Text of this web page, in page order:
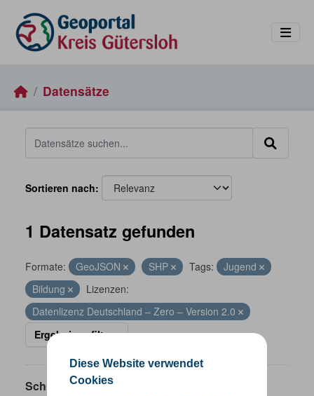
Diese Website verwendet
Cookies
Datensätze
Sortieren nach
1 Datensatz gefunden
Formate: GeoJSON SHP Tags:
Jugend
Bildung
Lizenzen:
Datenlizenz Deutschland – Zero – Version 2.0
Ergebnisse filtern
Schulen